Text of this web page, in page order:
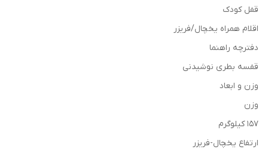
قفل کودک
اقلام همراه یخچال/فریزر
دفترچه راهنما
قفسه بطری نوشیدنی
وزن و ابعاد
وزن
۱۵۷ کیلوگرم
ارتفاع یخچال-فریزر